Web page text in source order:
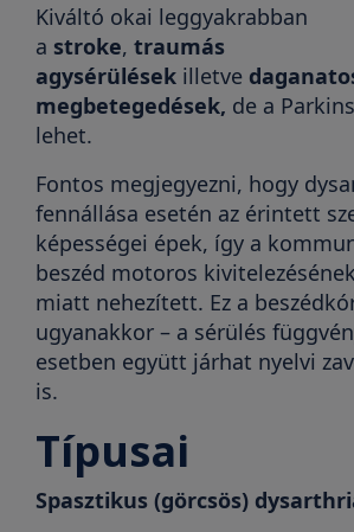
Kiváltó okai leggyakrabban
a stroke, traumás
agysérülések illetve
megbetegedések, de a
lehet.
Fontos megjegyezni, hogy
fennállása esetén az érintett
képességei épek, így a
beszéd motoros
miatt nehezített. Ez a
ugyanakkor – a sérülés
esetben együtt járhat nyelvi
is.
Típusai
Spasztikus (görcsös)